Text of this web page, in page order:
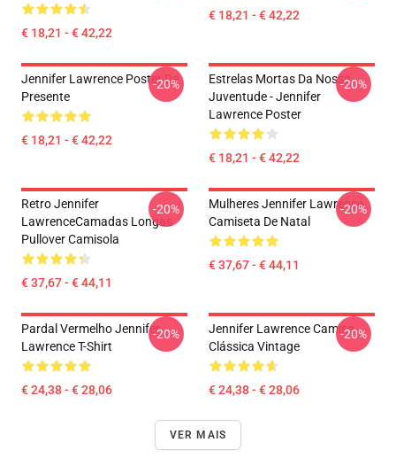
€ 18,21 - € 42,22
€ 18,21 - € 42,22
Jennifer Lawrence Poster De
Presente
€ 18,21 - € 42,22
-20%
Estrelas Mortas Da Nossa
Juventude - Jennifer
Lawrence Poster
€ 18,21 - € 42,22
-20%
Retro Jennifer
LawrenceCamadas Longas
Pullover Camisola
€ 37,67 - € 44,11
-20%
Mulheres Jennifer Lawrence
Camiseta De Natal
€ 37,67 - € 44,11
-20%
Pardal Vermelho Jennifer
Lawrence T-Shirt
€ 24,38 - € 28,06
-20%
Jennifer Lawrence Camisa
Clássica Vintage
€ 24,38 - € 28,06
-20%
VER MAIS